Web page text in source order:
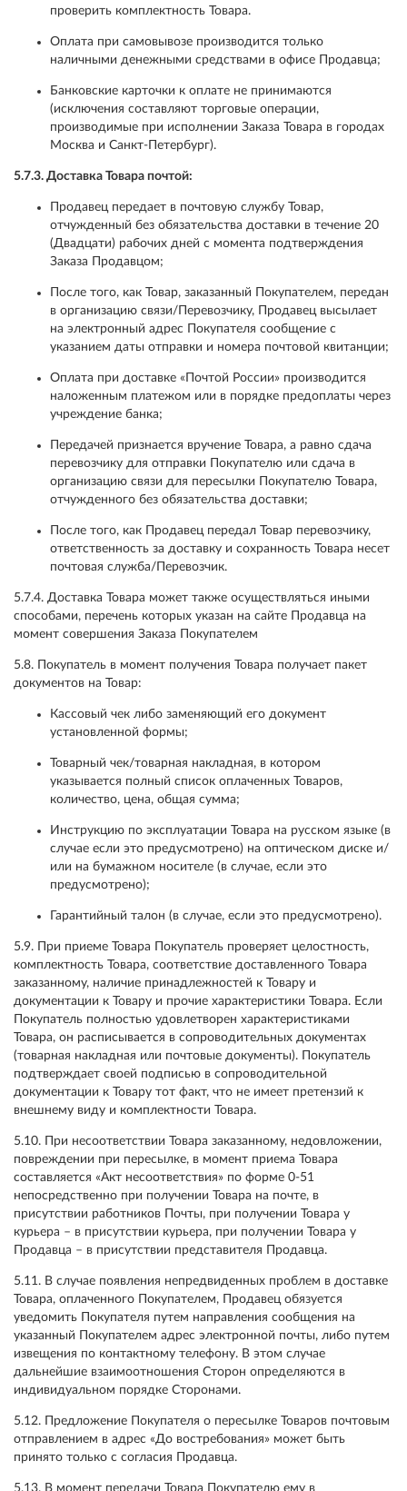
проверить комплектность Товара.
Оплата при самовывозе производится только
наличными денежными средствами в офисе Продавца;
Банковские карточки к оплате не принимаются
(исключения составляют торговые операции,
производимые при исполнении Заказа Товара в городах
Москва и Санкт-Петербург).
5.7.3. Доставка Товара почтой:
Продавец передает в почтовую службу Товар,
отчужденный без обязательства доставки в течение 20
(Двадцати) рабочих дней с момента подтверждения
Заказа Продавцом;
После того, как Товар, заказанный Покупателем, передан
в организацию связи/Перевозчику, Продавец высылает
на электронный адрес Покупателя сообщение с
указанием даты отправки и номера почтовой квитанции;
Оплата при доставке «Почтой России» производится
наложенным платежом или в порядке предоплаты через
учреждение банка;
Передачей признается вручение Товара, а равно сдача
перевозчику для отправки Покупателю или сдача в
организацию связи для пересылки Покупателю Товара,
отчужденного без обязательства доставки;
После того, как Продавец передал Товар перевозчику,
ответственность за доставку и сохранность Товара несет
почтовая служба/Перевозчик.
5.7.4. Доставка Товара может также осуществляться иными
способами, перечень которых указан на сайте Продавца на
момент совершения Заказа Покупателем
5.8. Покупатель в момент получения Товара получает пакет
документов на Товар:
Кассовый чек либо заменяющий его документ
установленной формы;
Товарный чек/товарная накладная, в котором
указывается полный список оплаченных Товаров,
количество, цена, общая сумма;
Инструкцию по эксплуатации Товара на русском языке (в
случае если это предусмотрено) на оптическом диске и/
или на бумажном носителе (в случае, если это
предусмотрено);
Гарантийный талон (в случае, если это предусмотрено).
5.9. При приеме Товара Покупатель проверяет целостность,
комплектность Товара, соответствие доставленного Товара
заказанному, наличие принадлежностей к Товару и
документации к Товару и прочие характеристики Товара. Если
Покупатель полностью удовлетворен характеристиками
Товара, он расписывается в сопроводительных документах
(товарная накладная или почтовые документы). Покупатель
подтверждает своей подписью в сопроводительной
документации к Товару тот факт, что не имеет претензий к
внешнему виду и комплектности Товара.
5.10. При несоответствии Товара заказанному, недовложении,
повреждении при пересылке, в момент приема Товара
составляется «Акт несоответствия» по форме 0-51
непосредственно при получении Товара на почте, в
присутствии работников Почты, при получении Товара у
курьера – в присутствии курьера, при получении Товара у
Продавца – в присутствии представителя Продавца.
5.11. В случае появления непредвиденных проблем в доставке
Товара, оплаченного Покупателем, Продавец обязуется
уведомить Покупателя путем направления сообщения на
указанный Покупателем адрес электронной почты, либо путем
извещения по контактному телефону. В этом случае
дальнейшие взаимоотношения Сторон определяются в
индивидуальном порядке Сторонами.
5.12. Предложение Покупателя о пересылке Товаров почтовым
отправлением в адрес «До востребования» может быть
принято только с согласия Продавца.
5.13. В момент передачи Товара Покупателю ему в